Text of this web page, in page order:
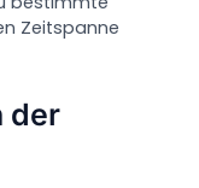
Zeitspanne
der